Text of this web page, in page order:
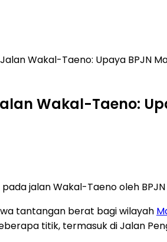
Wakal-Taeno: Upaya BPJN
Wakal-Taeno:
jalan Wakal-Taeno oleh BPJN
tantangan berat bagi wilayah
titik, termasuk di Jalan